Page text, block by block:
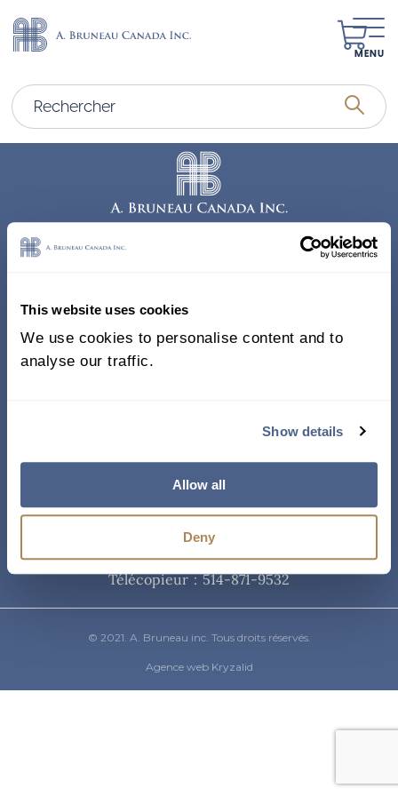
This website uses cookies
We use cookies to personalise content and to
analyse our traffic.
Show details
Allow all
Deny
MENU
338, Rue Saint-Antoine E.
Bureau 011, Montréal QC
H2Y 1A3 Canada
Téléphone
514-871-9821/ 1-800-361-8487
Télécopieur : 514-871-9532
© 2021. A. Bruneau inc. Tous droits réservés.
Agence web Kryzalid